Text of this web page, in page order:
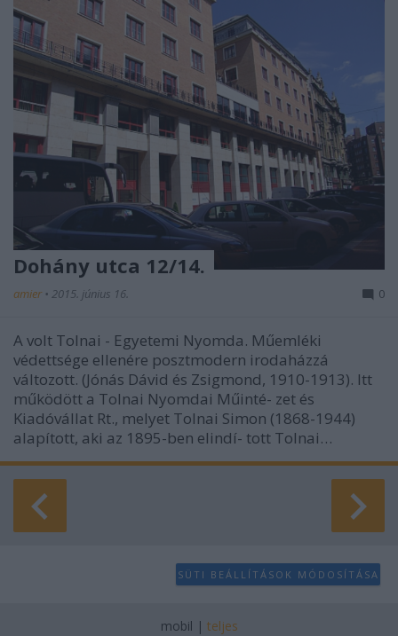
Dohány utca 12/14.
amier • 2015. június 16. 0
A volt Tolnai - Egyetemi Nyomda. Műemléki
védettsége ellenére posztmodern irodaházzá
változott. (Jónás Dávid és Zsigmond, 1910-1913). Itt
működött a Tolnai Nyomdai Műinté- zet és
Kiadóvállat Rt., melyet Tolnai Simon (1868-1944)
alapított, aki az 1895-ben elindí- tott Tolnai…
SÜTI BEÁLLÍTÁSOK MÓDOSÍTÁSA
mobil | teljes